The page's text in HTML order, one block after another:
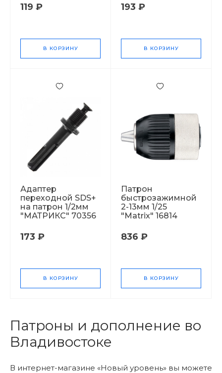
119 ₽
В КОРЗИНУ
193 ₽
В КОРЗИНУ
Адаптер
переходной SDS+
на патрон 1/2мм
"МАТРИКС" 70356
173 ₽
В КОРЗИНУ
Патрон
быстрозажимной
2-13мм 1/25
"Matrix" 16814
836 ₽
В КОРЗИНУ
Патроны и дополнение во
Владивостоке
В интернет-магазине «Новый уровень» вы можете